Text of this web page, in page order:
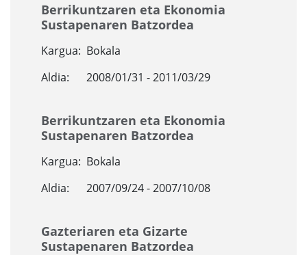
Berrikuntzaren eta Ekonomia
Sustapenaren Batzordea
Kargua: Bokala
Aldia:
2008/01/31 - 2011/03/29
Berrikuntzaren eta Ekonomia
Sustapenaren Batzordea
Kargua: Bokala
Aldia:
2007/09/24 - 2007/10/08
Gazteriaren eta Gizarte
Sustapenaren Batzordea